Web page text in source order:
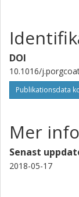
DOI
10.1016/
Publikationsdata
Mer
Senast
2018-05-17